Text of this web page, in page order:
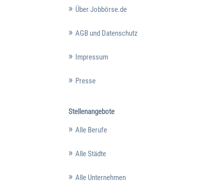
Über Jobbörse.de
AGB und Datenschutz
Impressum
Presse
Stellenangebote
Alle Berufe
Alle Städte
Alle Unternehmen